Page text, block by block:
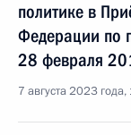
политике в
Федерации по
28 февраля
7 августа 2023